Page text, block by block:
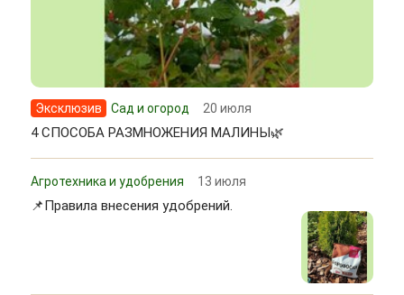
Эксклюзив Сад и огород 20 июля
4 СПОСОБА РАЗМНОЖЕНИЯ МАЛИНЫ🌿
Агротехника и удобрения 13 июля
📌Правила внесения удобрений.